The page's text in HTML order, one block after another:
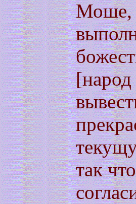
Моше,
[народ
так